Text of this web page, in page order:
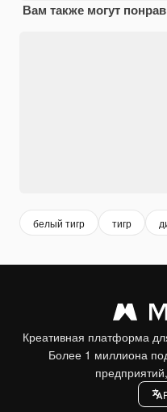
Вам также могут
белый тигр тигр
Креативная платформа
Более 1 миллиона